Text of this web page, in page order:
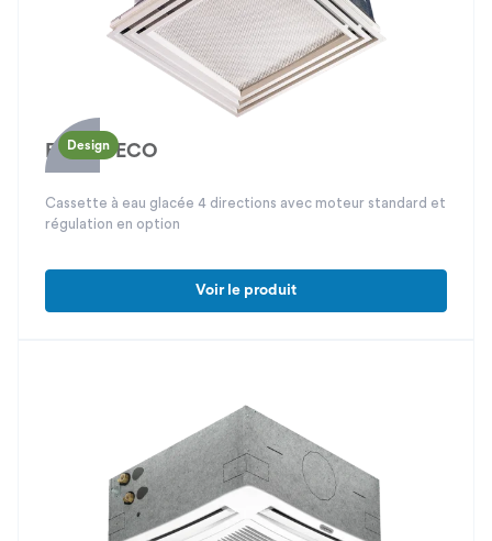
Design
Elvira DECO
Cassette à eau glacée 4 directions avec moteur standard et
régulation en option
Voir le produit